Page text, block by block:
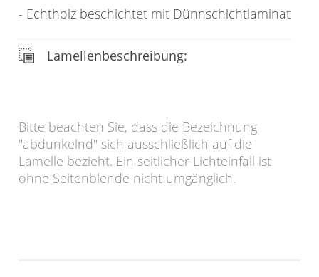
Echtholz beschichtet mit Dünnschichtlaminat
Lamellenbeschreibung:
Bitte beachten Sie, dass die Bezeichnung
"abdunkelnd" sich ausschließlich auf die
Lamelle bezieht. Ein seitlicher Lichteinfall ist
ohne Seitenblende nicht umgänglich.